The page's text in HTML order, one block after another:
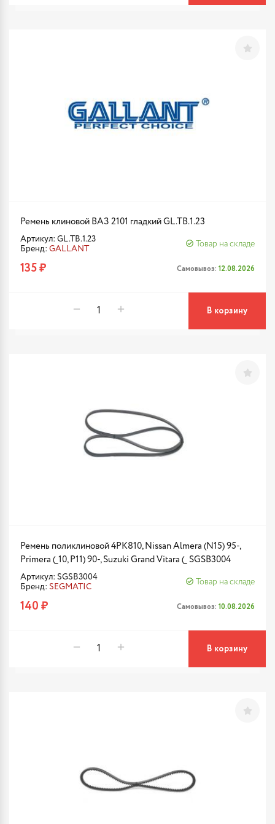
Ремень клиновой ВАЗ 2101 гладкий GL.TB.1.23
Артикул: GL.TB.1.23
Бренд: GALLANT
Товар на складе
135 ₽ Самовывоз: 12.08.2026
В корзину
Ремень поликлиновой 4PK810, Nissan Almera (N15) 95-,
Primera (_10, P11) 90-, Suzuki Grand Vitara (_ SGSB3004
Артикул: SGSB3004
Бренд: SEGMATIC
Товар на складе
140 ₽ Самовывоз: 10.08.2026
В корзину